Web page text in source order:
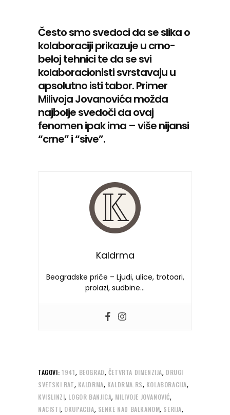
Često smo svedoci da se slika o
kolaboraciji prikazuje u crno-
beloj tehnici te da se svi
kolaboracionisti svrstavaju u
apsolutno isti tabor. Primer
Milivoja Jovanovića možda
najbolje svedoči da ovaj
fenomen ipak ima – više nijansi
“crne” i “sive”.
Kaldrma
Beogradske priče – Ljudi, ulice, trotoari,
prolazi, sudbine…
TAGOVI: 1941, BEOGRAD, ČETVRTA DIMENZIJA, DRUGI
SVETSKI RAT, KALDRMA, KALDRMA.RS, KOLABORACIJA,
KVISLINZI, LOGOR BANJICA, MILIVOJE JOVANOVIĆ,
NACISTI, OKUPACIJA, SENKE NAD BALKANOM, SERIJA,